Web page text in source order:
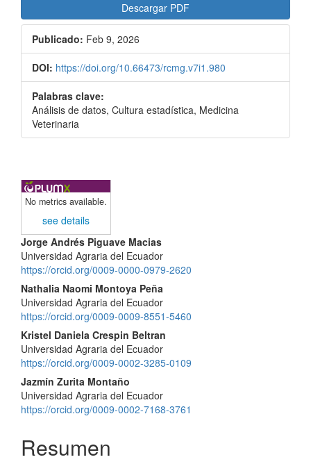
Descargar PDF
Publicado: Feb 9, 2026
DOI: https://doi.org/10.66473/rcmg.v7i1.980
Palabras clave:
Análisis de datos, Cultura estadística, Medicina
Veterinaria
No metrics available.
see details
Contenido
principal
del
artículo
Jorge Andrés Piguave Macias
Universidad Agraria del Ecuador
https://orcid.org/0009-0000-0979-2620
Nathalia Naomi Montoya Peña
Universidad Agraria del Ecuador
https://orcid.org/0009-0009-8551-5460
Kristel Daniela Crespin Beltran
Universidad Agraria del Ecuador
https://orcid.org/0009-0002-3285-0109
Jazmín Zurita Montaño
Universidad Agraria del Ecuador
https://orcid.org/0009-0002-7168-3761
Resumen